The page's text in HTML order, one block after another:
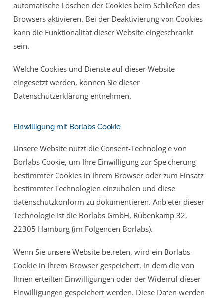
automatische Löschen der Cookies beim Schließen des
Browsers aktivieren. Bei der Deaktivierung von Cookies
kann die Funktionalität dieser Website eingeschränkt
sein.
Welche Cookies und Dienste auf dieser Website
eingesetzt werden, können Sie dieser
Datenschutzerklärung entnehmen.
Einwilligung mit Borlabs Cookie
Unsere Website nutzt die Consent-Technologie von
Borlabs Cookie, um Ihre Einwilligung zur Speicherung
bestimmter Cookies in Ihrem Browser oder zum Einsatz
bestimmter Technologien einzuholen und diese
datenschutzkonform zu dokumentieren. Anbieter dieser
Technologie ist die Borlabs GmbH, Rübenkamp 32,
22305 Hamburg (im Folgenden Borlabs).
Wenn Sie unsere Website betreten, wird ein Borlabs-
Cookie in Ihrem Browser gespeichert, in dem die von
Ihnen erteilten Einwilligungen oder der Widerruf dieser
Einwilligungen gespeichert werden. Diese Daten werden